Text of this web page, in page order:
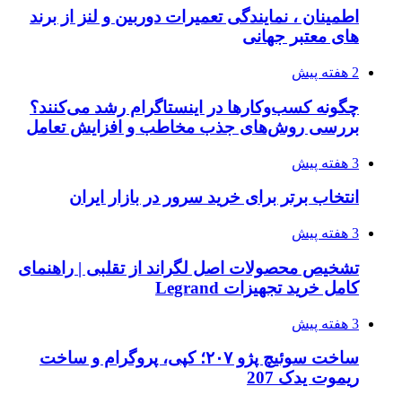
اطمینان ، نمایندگی تعمیرات دوربین و لنز از برند
های معتبر جهانی
2 هفته پیش
چگونه کسب‌وکارها در اینستاگرام رشد می‌کنند؟
بررسی روش‌های جذب مخاطب و افزایش تعامل
3 هفته پیش
انتخاب برتر برای خرید سرور در بازار ایران
3 هفته پیش
تشخیص محصولات اصل لگراند از تقلبی | راهنمای
کامل خرید تجهیزات Legrand
3 هفته پیش
ساخت سوئیچ پژو ۲۰۷؛ کپی، پروگرام و ساخت
ریموت یدک 207